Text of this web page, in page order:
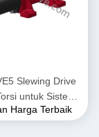
Slewing Drive
untuk Sistem
Surya dalam
Harga Terbaik